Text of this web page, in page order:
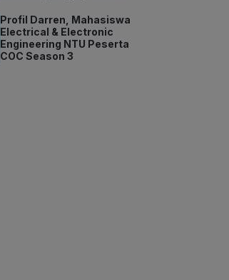
Profil Darren, Mahasiswa
Electrical & Electronic
Engineering NTU Peserta
COC Season 3